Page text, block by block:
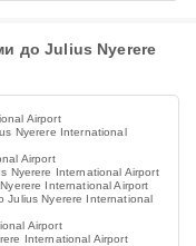
до Julius Nyerere
Airport
Nyerere International
Airport
Nyerere International Airport
International Airport
Julius Nyerere International
Airport
International Airport